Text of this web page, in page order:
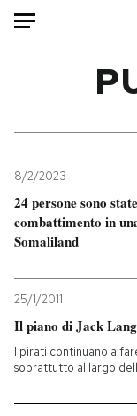
Mondo
Politica
Tecnologia
Internet
Scienza
Cultura
Economia
Sport
8/2/2023
24 persone sono
combattimento in
Somaliland
25/1/2011
Il piano di Jack
I pirati continuano a
soprattutto al largo